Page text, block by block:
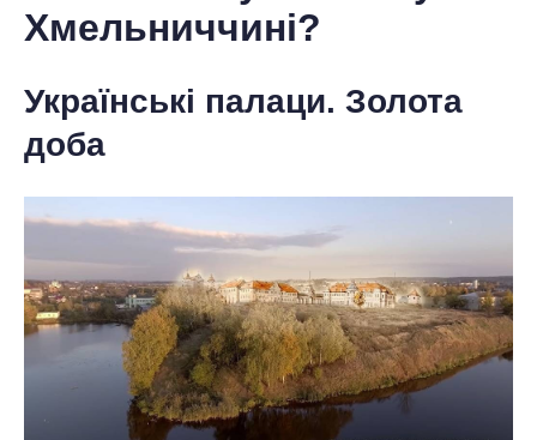
Хмельниччині?
Українські палаци. Золота
доба